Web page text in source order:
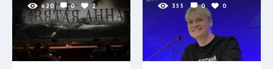
620 0 2 355 0 0